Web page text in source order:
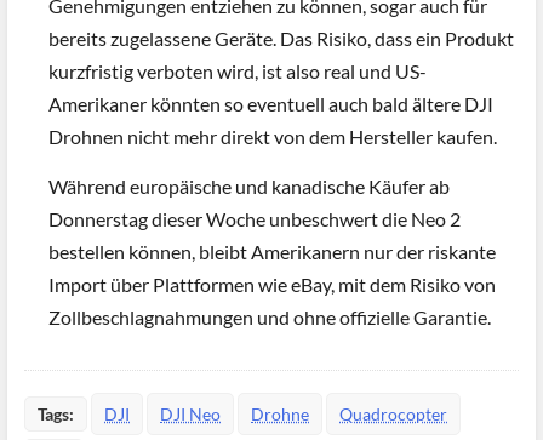
Genehmigungen entziehen zu können, sogar auch für
bereits zugelassene Geräte. Das Risiko, dass ein Produkt
kurzfristig verboten wird, ist also real und US-
Amerikaner könnten so eventuell auch bald ältere DJI
Drohnen nicht mehr direkt von dem Hersteller kaufen.
Während europäische und kanadische Käufer ab
Donnerstag dieser Woche unbeschwert die Neo 2
bestellen können, bleibt Amerikanern nur der riskante
Import über Plattformen wie eBay, mit dem Risiko von
Zollbeschlagnahmungen und ohne offizielle Garantie.
Tags: DJI DJI Neo Drohne Quadrocopter